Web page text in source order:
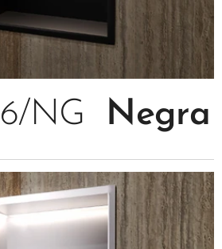
NG Negra